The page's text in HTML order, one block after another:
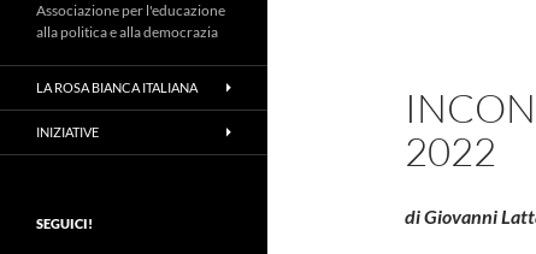
2022
di Giovanni
Associazione per l'educazione
alla politica e alla democrazia
LA ROSA BIANCA ITALIANA
INIZIATIVE
SEGUICI!